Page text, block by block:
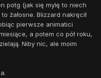
potg (jak się mylę to niech
żałosne. Blizzard nakręcił
pierwsze animatici
a potem co pół roku,
Niby nic, ale moim